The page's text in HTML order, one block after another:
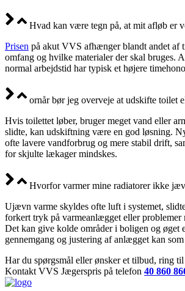
Hvad kan være tegn på, at mit afløb er
Prisen på akut VVS afhænger blandt andet af
omfang og hvilke materialer der skal bruges.
normal arbejdstid har typisk et højere
ornår bør jeg overveje at udskifte toilet
Hvis toilettet løber, bruger meget vand eller
slidte, kan udskiftning være en god løsning.
ofte lavere vandforbrug og mere stabil drift,
for skjulte lækager mindskes.
Hvorfor varmer mine radiatorer ikke
Ujævn varme skyldes ofte luft i systemet,
forkert tryk på varmeanlægget eller problemer
Det kan give kolde områder i boligen og øget
gennemgang og justering af anlægget kan
Har du spørgsmål eller ønsker et tilbud, ring
Kontakt VVS Jægerspris på telefon 40 860